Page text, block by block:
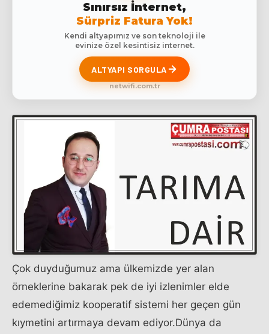
Sınırsız İnternet,
Sürpriz Fatura Yok!
Kendi altyapımız ve son teknoloji ile
evinize özel kesintisiz internet.
ALTYAPI SORGULA
netwifi.com.tr
Çok duyduğumuz ama ülkemizde yer alan
örneklerine bakarak pek de iyi izlenimler elde
edemediğimiz kooperatif sistemi her geçen gün
kıymetini artırmaya devam ediyor.Dünya da